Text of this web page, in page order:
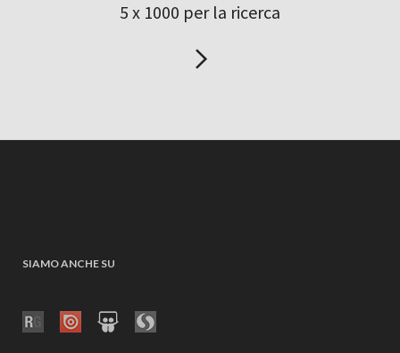
5 x 1000 per la ricerca
SIAMO ANCHE SU